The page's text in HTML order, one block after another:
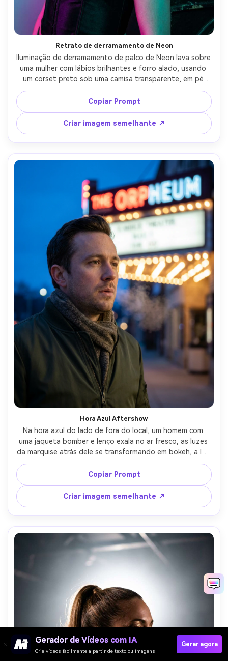
Retrato de derramamento de Neon
Iluminação de derramamento de palco de Neon lava sobre
uma mulher com lábios brilhantes e forro alado, usando
um corset preto sob uma camisa transparente, em pé
perto de uma pilha de alto-falantes, géis ciano e rosa,
Canon EOS R5, 50mm f/1.2, retrato de close-up, atitude
ousada, sombras naturais, detalhes nítidos, grau de cor
editorial- -ar 4:5
Copiar Prompt
Criar imagem semelhante ↗
Hora Azul Aftershow
Na hora azul do lado de fora do local, um homem com
uma jaqueta bomber e lenço exala no ar fresco, as luzes
da marquise atrás dele se transformando em bokeh, a luz
do céu ambiente suave misturada com sinalização
quente, Nikon Z8, 85mm f/1.8, moldura peito para cima,
humor reflexivo, pele realista, contraste limpo, alta
resolução-AR 4:5
Copiar Prompt
Criar imagem semelhante ↗
Gerador de Vídeos com IA
Crie vídeos facilmente a partir de texto ou imagens
Gerar agora